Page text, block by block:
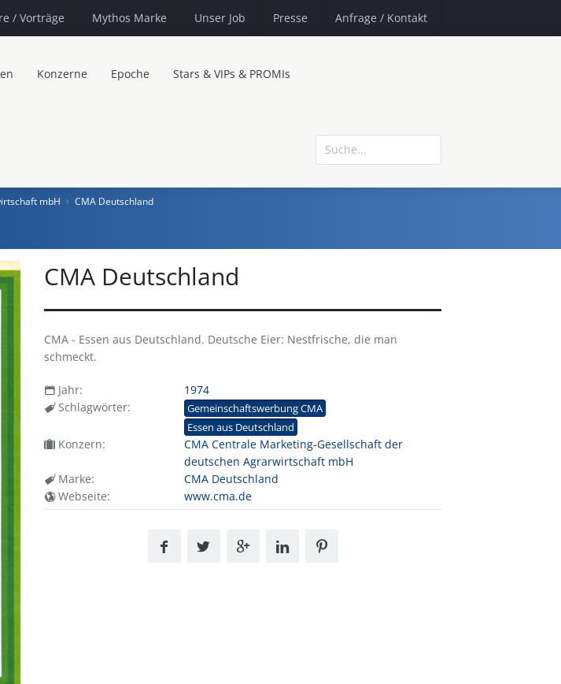
/ Vorträge Mythos Marke Unser Job Presse Anfrage / Kontakt
Konzerne Epoche Stars & VIPs & PROMIs
mbH CMA Deutschland
CMA Deutschland
CMA - Essen aus Deutschland. Deutsche Eier: Nestfrische, die man
schmeckt.
Jahr:
1974
Schlagwörter:
Gemeinschaftswerbung CMA
Essen aus Deutschland
Konzern:
CMA Centrale Marketing-Gesellschaft der
deutschen Agrarwirtschaft mbH
Marke:
CMA Deutschland
Webseite:
www.cma.de